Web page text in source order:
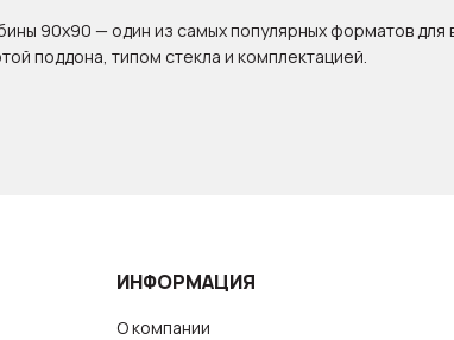
90x90 — один из самых популярных форматов
поддона, типом стекла и комплектацией.
ИНФОРМАЦИЯ
О компании